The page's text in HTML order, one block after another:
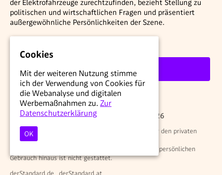
der Elektrofahrzeuge zurechtzufinden, bezieht Stellung zu
politischen und wirtschaftlichen Fragen und präsentiert
außergewöhnliche Persönlichkeiten der Szene.
Weiter
© STANDARD Verlagsgesellschaft m.b.H. 2026
Alle Rechte vorbehalten. Nutzung ausschließlich für den privaten
Eigenbedarf.
Eine Weiterverwendung und Reproduktion über den persönlichen
Gebrauch hinaus ist nicht gestattet.
derStandard.de derStandard.at
Cookies
Mit der weiteren Nutzung stimme
ich der Verwendung von Cookies für
die Webanalyse und digitalen
Werbemaßnahmen zu. Zur
Datenschutzerklärung
OK